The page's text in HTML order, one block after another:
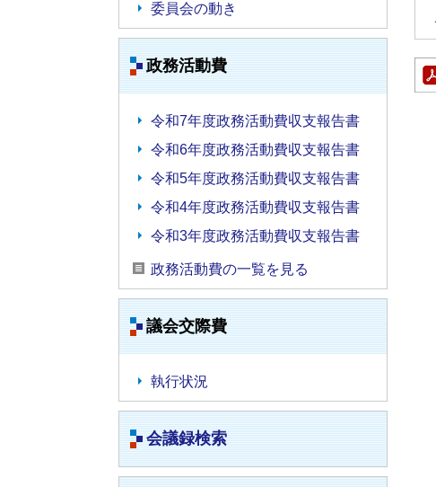
委員会の動き
政務活動費
令和7年度政務活動費収支報告書
令和6年度政務活動費収支報告書
令和5年度政務活動費収支報告書
令和4年度政務活動費収支報告書
令和3年度政務活動費収支報告書
政務活動費の一覧を見る
議会交際費
執行状況
会議録検索